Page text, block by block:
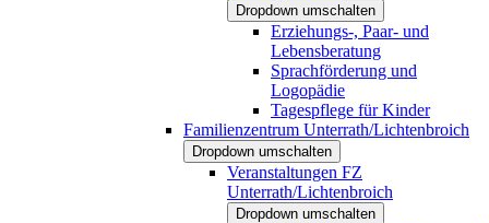
Dropdown umschalten
Erziehungs-, Paar- und
Lebensberatung
Sprachförderung und
Logopädie
Tagespflege für Kinder
Familienzentrum Unterrath/Lichtenbroich
Dropdown umschalten
Veranstaltungen FZ
Unterrath/Lichtenbroich
Dropdown umschalten